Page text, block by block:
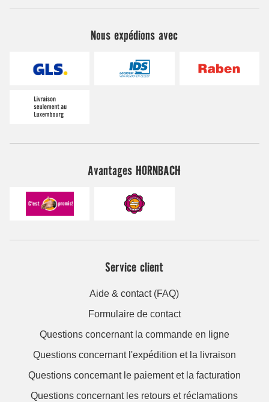
Nous expédions avec
Avantages HORNBACH
Service client
Aide & contact (FAQ)
Formulaire de contact
Questions concernant la commande en ligne
Questions concernant l'expédition et la livraison
Questions concernant le paiement et la facturation
Questions concernant les retours et réclamations